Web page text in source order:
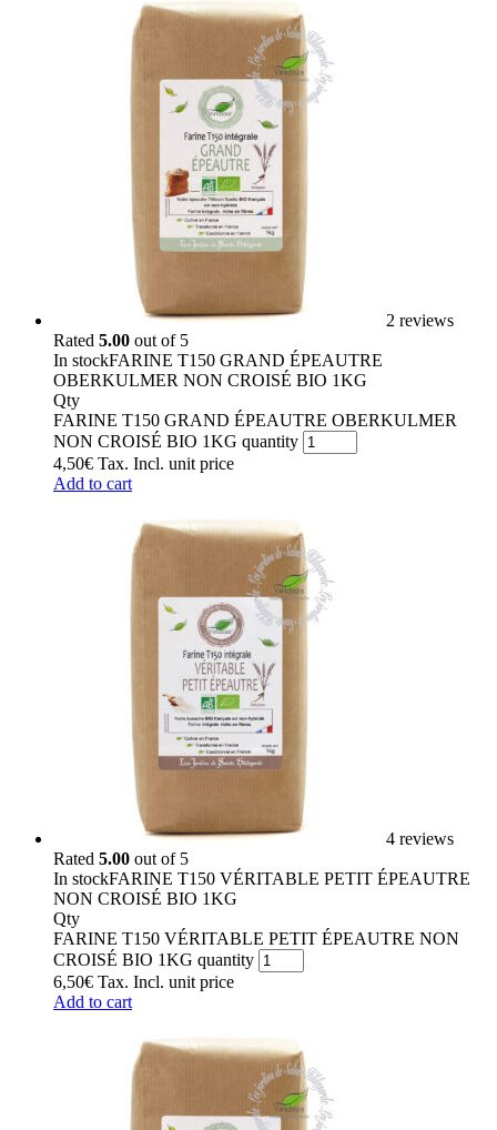
2 reviews
Rated 5.00 out of 5
In stockFARINE T150 GRAND ÉPEAUTRE
OBERKULMER NON CROISÉ BIO 1KG
Qty
FARINE T150 GRAND ÉPEAUTRE OBERKULMER
NON CROISÉ BIO 1KG quantity
4,50€ Tax. Incl. unit price
Add to cart
4 reviews
Rated 5.00 out of 5
In stockFARINE T150 VÉRITABLE PETIT ÉPEAUTRE
NON CROISÉ BIO 1KG
Qty
FARINE T150 VÉRITABLE PETIT ÉPEAUTRE NON
CROISÉ BIO 1KG quantity
6,50€ Tax. Incl. unit price
Add to cart